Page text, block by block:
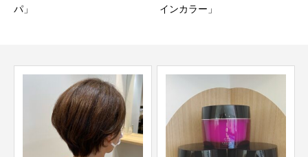
パ」
インカラー」